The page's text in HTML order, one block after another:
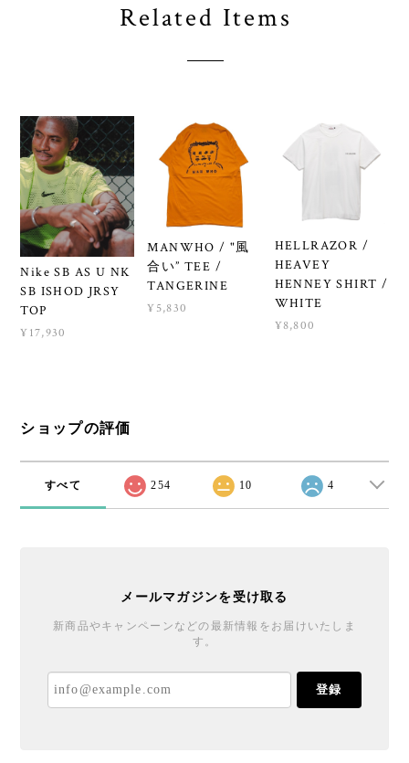
Related Items
Nike SB AS U NK
SB ISHOD JRSY
TOP
¥17,930
MANWHO / "風
合い” TEE /
TANGERINE
¥5,830
HELLRAZOR /
HEAVEY
HENNEY SHIRT /
WHITE
¥8,800
ショップの評価
すべて 254 10 4
メールマガジンを受け取る
新商品やキャンペーンなどの最新情報をお届けいたしま
す。
登録